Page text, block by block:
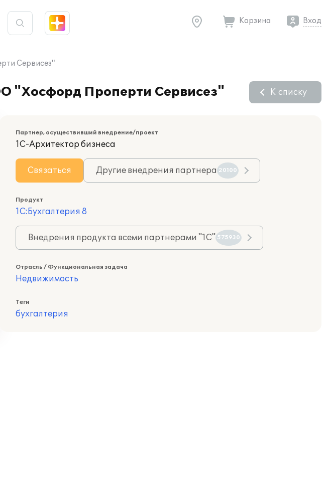
Корзина Вход
Сервисез"
"Хосфорд Проперти Сервисез" К списку
Партнер, осуществивший внедрение/проект
1С-Архитектор бизнеса
Связаться Другие внедрения партнера 20100
Продукт
1С:Бухгалтерия 8
Внедрения продукта всеми партнерами "1С" 575930
Отрасль / Функциональная задача
Недвижимость
Теги
бухгалтерия